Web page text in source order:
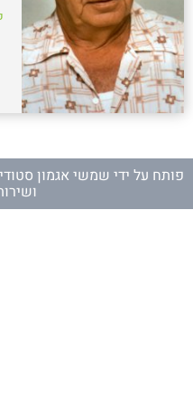
פותח על ידי שמשי אגמון